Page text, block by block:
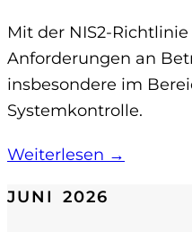
Mit der NIS2-
Anforderungen an
insbesondere im
Systemkontrolle.
Weiterlesen →
JUNI 2026